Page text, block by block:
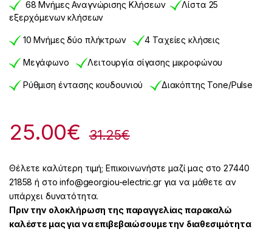
68 Μνήμες Αναγνώρισης Κλήσεων
Λίστα 25
εξερχόμενων κλήσεων
10 Μνήμες δύο πλήκτρων 4 Ταχείες κλήσεις
Μεγάφωνο Λειτουργία σίγασης μικροφώνου
Ρύθμιση έντασης κουδουνιού Διακόπτης Tone/Pulse
25.00€ 31.25€
Θέλετε καλύτερη τιμή; Επικοινωνήστε μαζί μας στο 27440
21858 ή στο info@georgiou-electric.gr για να μάθετε αν
υπάρχει δυνατότητα.
Πριν την ολοκλήρωση της παραγγελίας παρακαλώ
καλέστε μας για να επιβεβαιώσουμε την διαθεσιμότητα